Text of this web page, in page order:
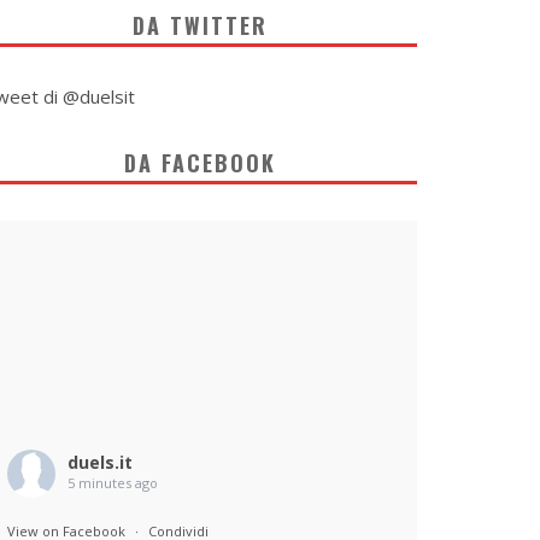
DA TWITTER
di @duelsit
DA FACEBOOK
duels.it
5 minutes ago
View on Facebook · Condividi